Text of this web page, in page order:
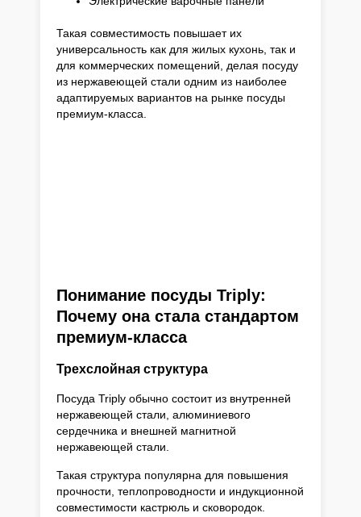
Такая совместимость повышает их
универсальность как для жилых кухонь, так и
для коммерческих помещений, делая посуду
из нержавеющей стали одним из наиболее
адаптируемых вариантов на рынке посуды
премиум-класса.
Понимание посуды Triply:
Почему она стала стандартом
премиум-класса
Трехслойная структура
Посуда Triply обычно состоит из внутренней
нержавеющей стали, алюминиевого
сердечника и внешней магнитной
нержавеющей стали.
Такая структура популярна для повышения
прочности, теплопроводности и индукционной
совместимости кастрюль и сковородок.